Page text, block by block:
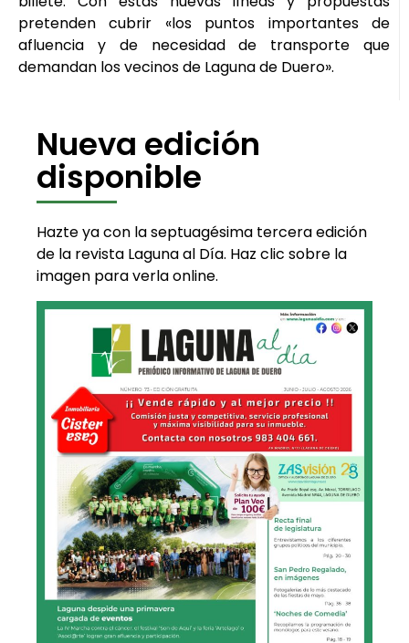
pretenden cubrir «los puntos importantes de
afluencia y de necesidad de transporte que
demandan los vecinos de Laguna de Duero».
Nueva edición
disponible
Hazte ya con la septuagésima tercera edición
de la revista Laguna al Día. Haz clic sobre la
imagen para verla online.